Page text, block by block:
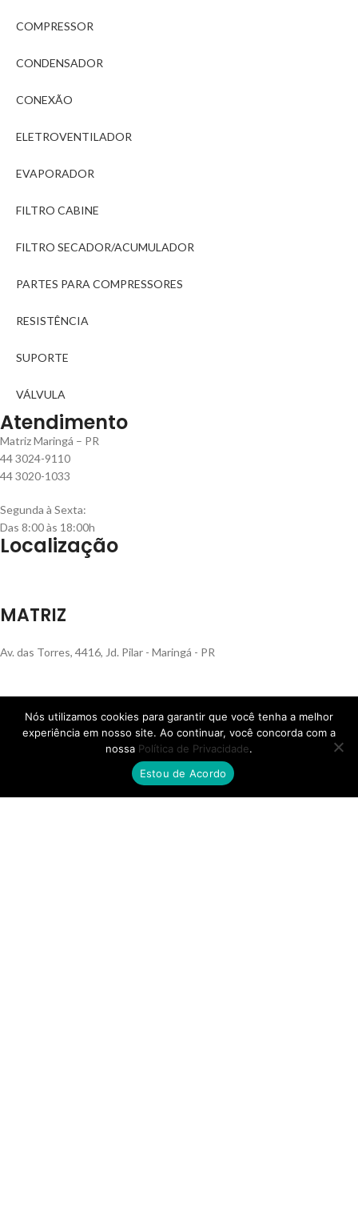
COMPRESSOR
CONDENSADOR
CONEXÃO
ELETROVENTILADOR
EVAPORADOR
FILTRO CABINE
FILTRO SECADOR/ACUMULADOR
PARTES PARA COMPRESSORES
RESISTÊNCIA
SUPORTE
VÁLVULA
Atendimento
Matriz Maringá – PR
44 3024-9110
44 3020-1033
Segunda à Sexta:
Das 8:00 às 18:00h
Localização
MATRIZ
Av. das Torres, 4416, Jd. Pilar - Maringá - PR
FILIAL RS
Rua Henrique Rech, 560, Bairro Sanvitto - Caxias do Sul - RS
Nós utilizamos cookies para garantir que você tenha a melhor
experiência em nosso site. Ao continuar, você concorda com a
nossa Política de Privacidade.
Estou de Acordo